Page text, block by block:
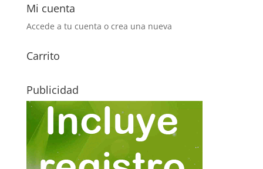
Mi cuenta
Accede a tu cuenta o crea una nueva
Carrito
Publicidad